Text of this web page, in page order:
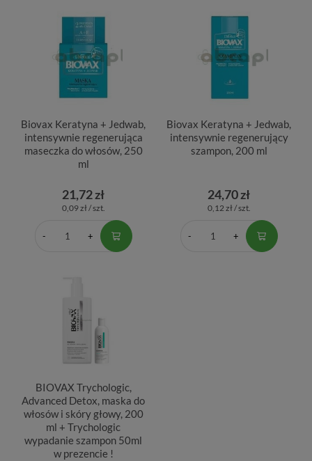
Biovax Keratyna + Jedwab,
intensywnie regenerująca
maseczka do włosów, 250
ml
21,72 zł
0,09 zł / szt.
Biovax Keratyna + Jedwab,
intensywnie regenerujący
szampon, 200 ml
24,70 zł
0,12 zł / szt.
BIOVAX Trychologic,
Advanced Detox, maska do
włosów i skóry głowy, 200
ml + Trychologic
wypadanie szampon 50ml
w prezencie !